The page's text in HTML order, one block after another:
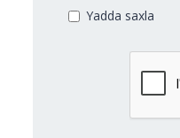
Yadda saxla